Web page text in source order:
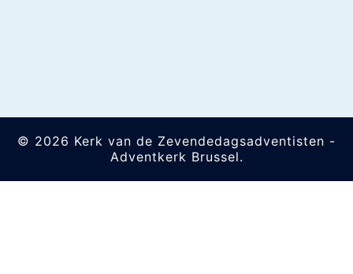
© 2026 Kerk van de Zevendedagsadventisten -
Adventkerk Brussel.